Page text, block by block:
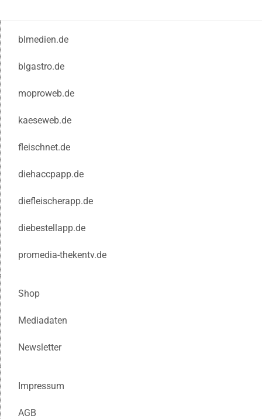
blmedien.de
blgastro.de
moproweb.de
kaeseweb.de
fleischnet.de
diehaccpapp.de
diefleischerapp.de
diebestellapp.de
promedia-thekentv.de
Shop
Mediadaten
Newsletter
Impressum
AGB